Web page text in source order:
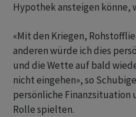
Hypothek ansteigen könne,
«Mit den Kriegen,
anderen würde ich dies
und die Wette auf bald
nicht eingehen», so
persönliche Finanzsituation
Rolle spielten.